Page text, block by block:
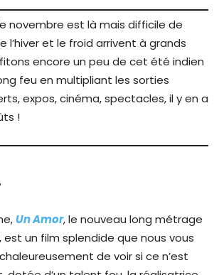
novembre est là mais difficile de
l’hiver et le froid arrivent à grands
encore un peu de cet été indien
feu en multipliant les sorties
expos, cinéma, spectacles, il y en a
!
Un Amor, le nouveau long métrage
, est un film splendide que nous vous
de voir si ce n’est